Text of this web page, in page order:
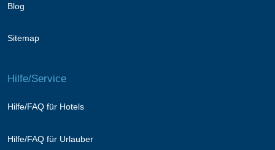
Blog
Sitemap
Hilfe/Service
Hilfe/FAQ für Hotels
Hilfe/FAQ für Urlauber